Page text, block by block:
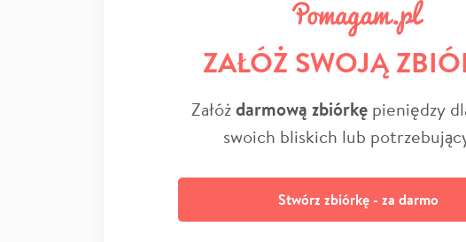
ZAŁÓŻ SWOJĄ
Załóżdarmową zbiórkępieniędzy
swoich bliskich lub
Stwórz zbiórkę - za darmo